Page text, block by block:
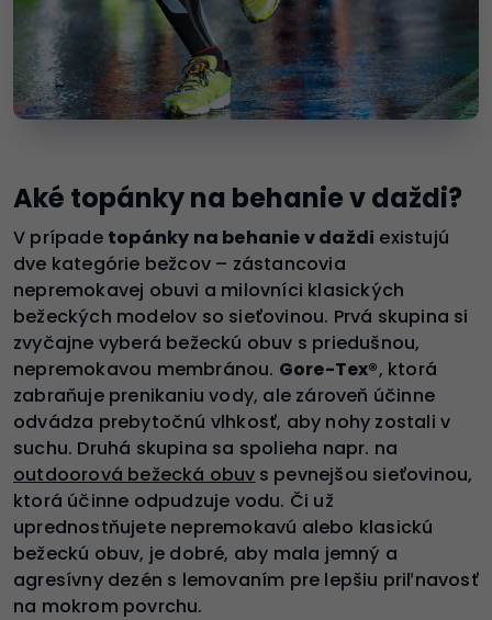
Aké topánky na behanie v daždi?
V prípade topánky na behanie v daždi existujú
dve kategórie bežcov – zástancovia
nepremokavej obuvi a milovníci klasických
bežeckých modelov so sieťovinou. Prvá skupina si
zvyčajne vyberá bežeckú obuv s priedušnou,
nepremokavou membránou. Gore-Tex®, ktorá
zabraňuje prenikaniu vody, ale zároveň účinne
odvádza prebytočnú vlhkosť, aby nohy zostali v
suchu. Druhá skupina sa spolieha napr. na
outdoorová bežecká obuv s pevnejšou sieťovinou,
ktorá účinne odpudzuje vodu. Či už
uprednostňujete nepremokavú alebo klasickú
bežeckú obuv, je dobré, aby mala jemný a
agresívny dezén s lemovaním pre lepšiu priľnavosť
na mokrom povrchu.